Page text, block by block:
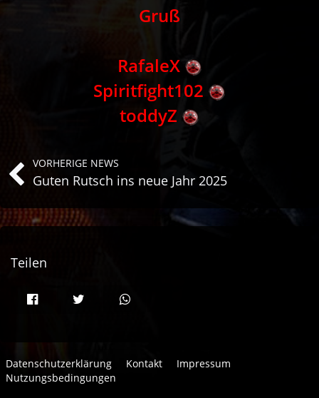
Gruß
RafaleX
Spiritfight102
toddyZ
VORHERIGE NEWS
Guten Rutsch ins neue Jahr 2025
Teilen
Datenschutzerklärung Kontakt
Impressum
Nutzungsbedingungen